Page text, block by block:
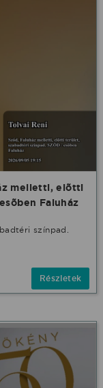
melletti, elõtti
Faluház
színpad.
Részletek